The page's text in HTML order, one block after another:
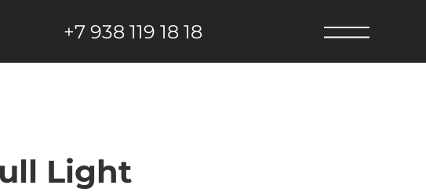
+7 938 119 18 18
Light